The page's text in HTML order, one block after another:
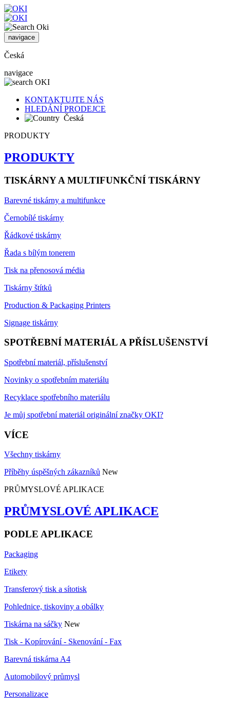
navigace
Česká
navigace
KONTAKTUJTE NÁS
HLEDÁNÍ PRODEJCE
Česká
PRODUKTY
PRODUKTY
TISKÁRNY A MULTIFUNKČNÍ TISKÁRNY
Barevné tiskárny a multifunkce
Černobílé tiskárny
Řádkové tiskárny
Řada s bílým tonerem
Tisk na přenosová média
Tiskárny štítků
Production & Packaging Printers
Signage tiskárny
SPOTŘEBNÍ MATERIÁL A PŘÍSLUŠENSTVÍ
Spotřební materiál, příslušenství
Novinky o spotřebním materiálu
Recyklace spotřebního materiálu
Je můj spotřební materiál originální značky OKI?
VÍCE
Všechny tiskárny
Příběhy úspěšných zákazníků New
PRŮMYSLOVÉ APLIKACE
PRŮMYSLOVÉ APLIKACE
PODLE APLIKACE
Packaging
Etikety
Transferový tisk a sítotisk
Pohlednice, tiskoviny a obálky
Tiskárna na sáčky New
Tisk - Kopírování - Skenování - Fax
Barevná tiskárna A4
Automobilový průmysl
Personalizace